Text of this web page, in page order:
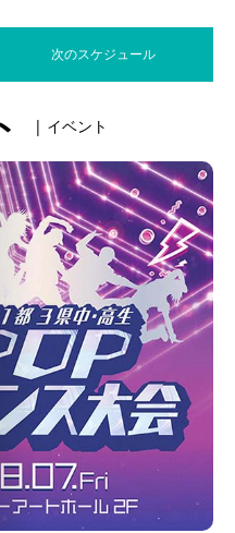
次のスケジュール
| イベント